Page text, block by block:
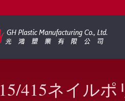
15/415ネイル